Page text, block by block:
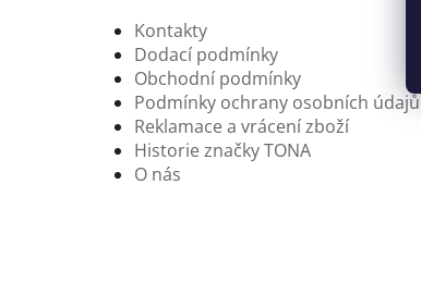
Kontakty
Dodací podmínky
Obchodní podmínky
Podmínky ochrany osobních údajů
Reklamace a vrácení zboží
Historie značky TONA
O nás